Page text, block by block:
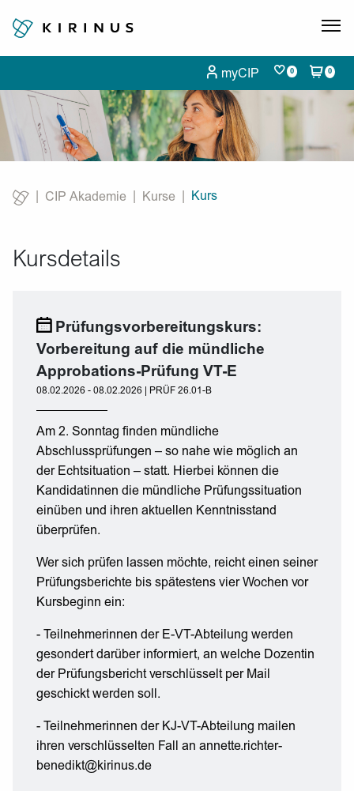
myCIP 0 0
CIP Akademie Kurse
Current:
Kurs
Kursdetails
Prüfungsvorbereitungskurs:
Vorbereitung auf die mündliche
Approbations-Prüfung VT-E
08.02.2026 - 08.02.2026 | PRÜF 26.01-B
Am 2. Sonntag finden mündliche
Abschlussprüfungen – so nahe wie möglich an
der Echtsituation – statt. Hierbei können die
Kandidatinnen die mündliche Prüfungssituation
einüben und ihren aktuellen Kenntnisstand
überprüfen.
Wer sich prüfen lassen möchte, reicht einen seiner
Prüfungsberichte bis spätestens vier Wochen vor
Kursbeginn ein:
- Teilnehmerinnen der E-VT-Abteilung werden
gesondert darüber informiert, an welche Dozentin
der Prüfungsbericht verschlüsselt per Mail
geschickt werden soll.
- Teilnehmerinnen der KJ-VT-Abteilung mailen
ihren verschlüsselten Fall an annette.richter-
benedikt@kirinus.de